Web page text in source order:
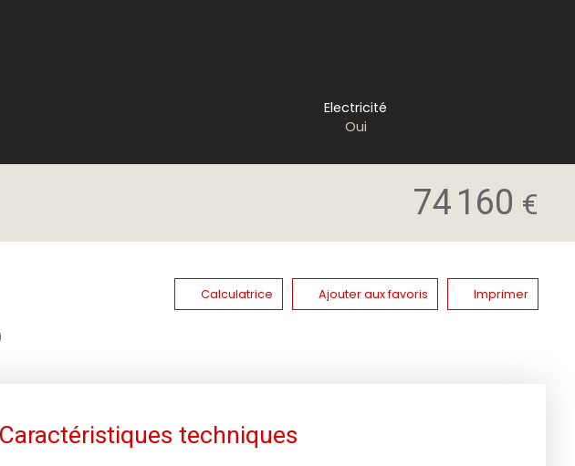
Electricité
Oui
74 160 €
Calculatrice Ajouter aux favoris Imprimer
Caractéristiques techniques